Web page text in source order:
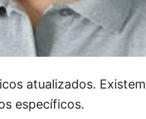
atualizados. Existem
específicos.